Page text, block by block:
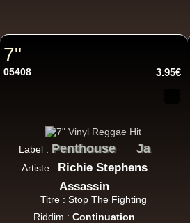
7"
05408 3.95€
Label : Penthouse Ja
Artiste : Richie Stephens
Assassin
Titre : Stop The Fighting
Riddim :Continuation